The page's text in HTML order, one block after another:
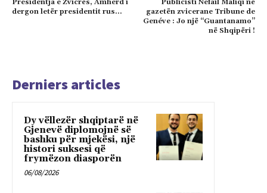
Presidentja e Zvicrës, Amherd i
dergon letër presidentit rus…
Publicisti Nefail Maliqi në
gazetën zvicerane Tribune de
Genéve : Jo një “Guantanamo”
në Shqipëri !
Derniers articles
Dy vëllezër shqiptarë në
Gjenevë diplomojnë së
bashku për mjekësi, një
histori suksesi që
frymëzon diasporën
06/08/2026